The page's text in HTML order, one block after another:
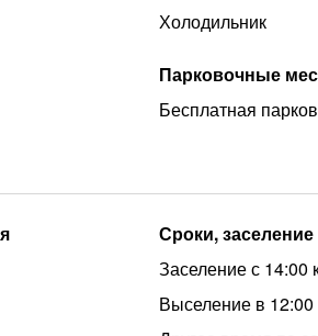
Холодильник
Парковочные
Бесплатная
Сроки,
Заселение с 14:00
Выселение в 12:00